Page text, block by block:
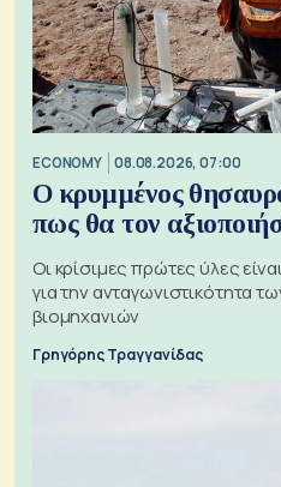
ECONOMY 08.08.2026, 07:00
Ο κρυμμένος
πως θα τον
Οι κρίσιμες πρώτες ύλες
για την ανταγωνιστικότητα
βιομηχανιών
Γρηγόρης Τραγγανίδας